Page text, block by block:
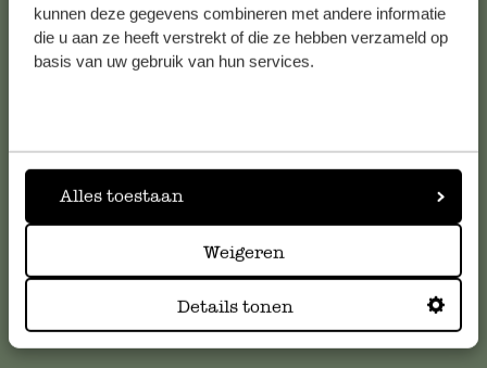
kunnen deze gegevens combineren met andere informatie
die u aan ze heeft verstrekt of die ze hebben verzameld op
basis van uw gebruik van hun services.
Alles toestaan
Weigeren
Details tonen
Kundenservice/Hilfe
Sie sich bitte an unseren Kundenservice. Oder lesen Sie hier
die Antworten auf
kundenservice@dille-kamille.at
Online-Kundenservice